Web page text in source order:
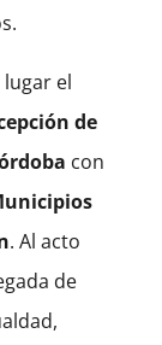
el
de
con
. Al acto
de